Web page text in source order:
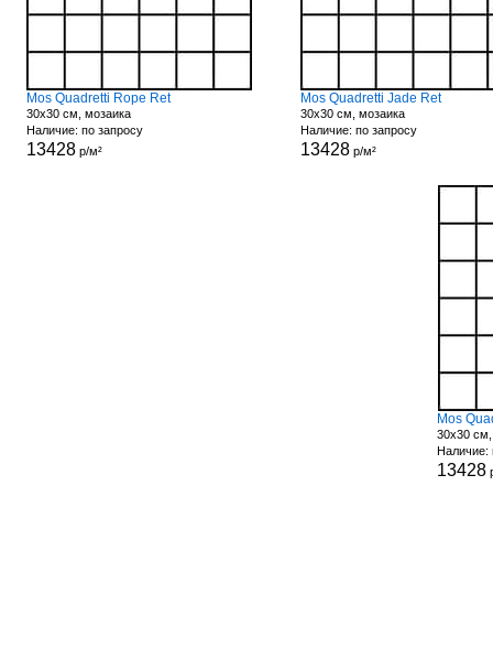
Mos Quadretti Rope Ret
30x30 см, мозаика
Наличие: по запросу
13428р/м²
Mos Quadretti Jade Ret
30x30 см, мозаика
Наличие: по запросу
13428р/м²
Mos
30x30
Наличие:
13428